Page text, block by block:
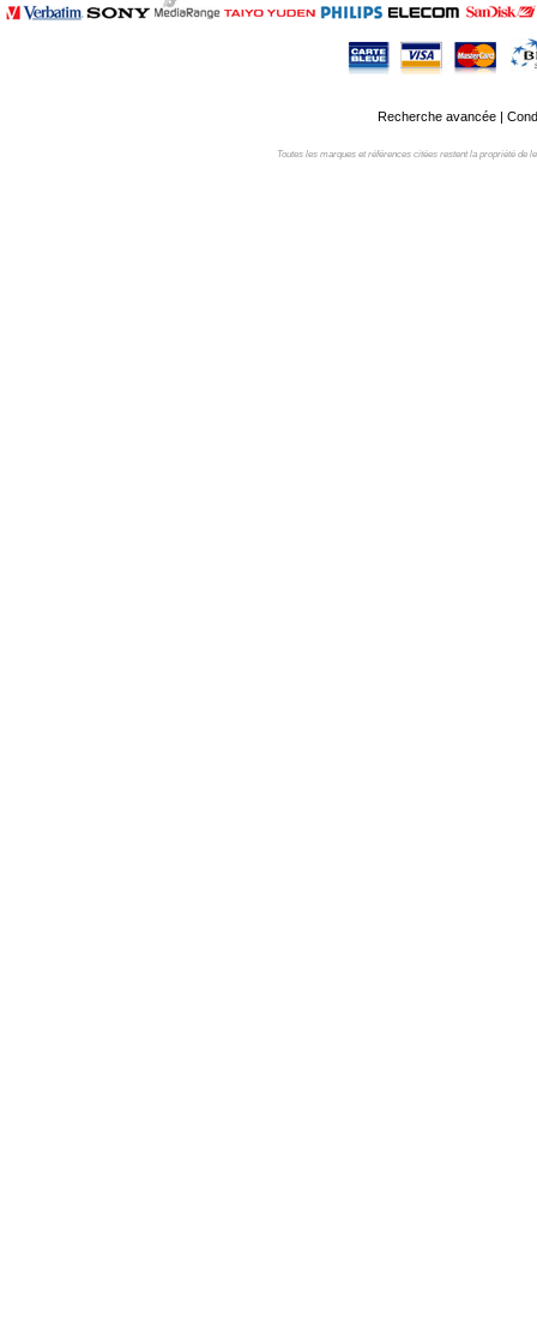
Recherche avancée|
Toutes les marques et références citées restent la propriété de